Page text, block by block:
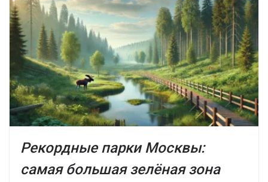
Рекордные парки Москвы:
самая большая зелёная зона